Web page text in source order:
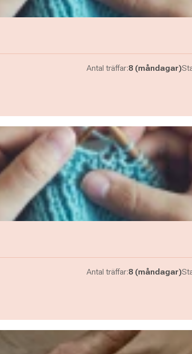
Antal träffar:8 (måndagar)
Antal träffar:8 (måndagar)